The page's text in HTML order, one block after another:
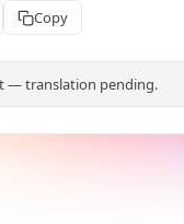
Copy
— translation pending.